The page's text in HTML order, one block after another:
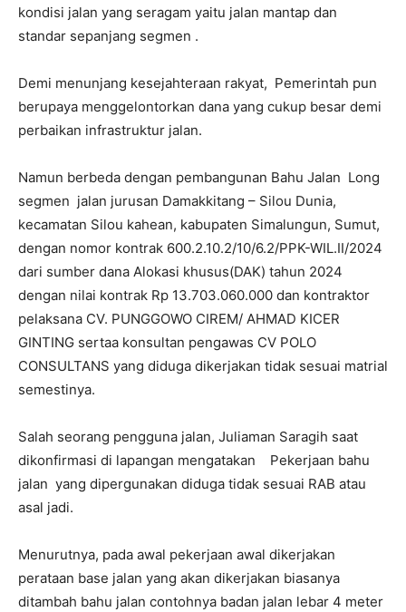
kondisi jalan yang seragam yaitu jalan mantap dan
standar sepanjang segmen .
Demi menunjang kesejahteraan rakyat, Pemerintah pun
berupaya menggelontorkan dana yang cukup besar demi
perbaikan infrastruktur jalan.
Namun berbeda dengan pembangunan Bahu Jalan Long
segmen jalan jurusan Damakkitang – Silou Dunia,
kecamatan Silou kahean, kabupaten Simalungun, Sumut,
dengan nomor kontrak 600.2.10.2/10/6.2/PPK-WIL.II/2024
dari sumber dana Alokasi khusus(DAK) tahun 2024
dengan nilai kontrak Rp 13.703.060.000 dan kontraktor
pelaksana CV. PUNGGOWO CIREM/ AHMAD KICER
GINTING sertaa konsultan pengawas CV POLO
CONSULTANS yang diduga dikerjakan tidak sesuai matrial
semestinya.
Salah seorang pengguna jalan, Juliaman Saragih saat
dikonfirmasi di lapangan mengatakan Pekerjaan bahu
jalan yang dipergunakan diduga tidak sesuai RAB atau
asal jadi.
Menurutnya, pada awal pekerjaan awal dikerjakan
perataan base jalan yang akan dikerjakan biasanya
ditambah bahu jalan contohnya badan jalan lebar 4 meter